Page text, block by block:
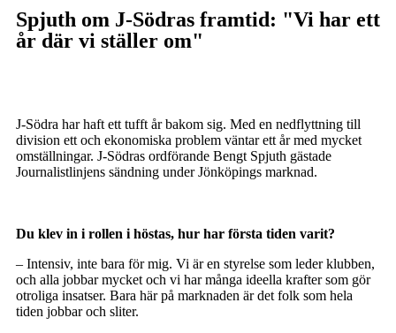
Spjuth om J-Södras framtid: "Vi har ett
år där vi ställer om"
J-Södra har haft ett tufft år bakom sig. Med en nedflyttning till
division ett och ekonomiska problem väntar ett år med mycket
omställningar. J-Södras ordförande Bengt Spjuth gästade
Journalistlinjens sändning under Jönköpings marknad.
Du klev in i rollen i höstas, hur har första tiden varit?
– Intensiv, inte bara för mig. Vi är en styrelse som leder klubben,
och alla jobbar mycket och vi har många ideella krafter som gör
otroliga insatser. Bara här på marknaden är det folk som hela
tiden jobbar och sliter.